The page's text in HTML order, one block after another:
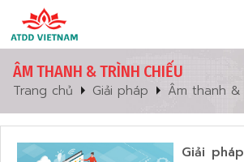
ÂM THANH & TRÌNH CHIẾU
Trang chủ arrow_right Giải pháp arrow_right Âm thanh
Giải